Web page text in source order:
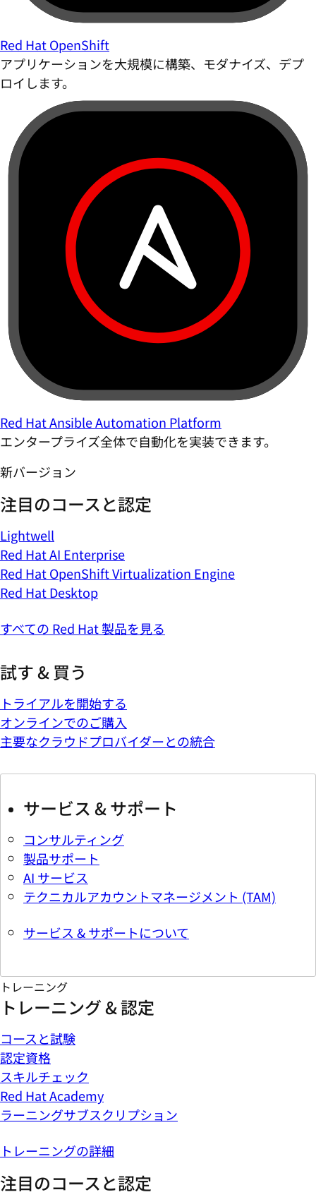
Red Hat OpenShift
アプリケーションを大規模に構築、モダナイズ、デプ
ロイします。
Red Hat Ansible Automation Platform
エンタープライズ全体で自動化を実装できます。
新バージョン
注目のコースと認定
Lightwell
Red Hat AI Enterprise
Red Hat OpenShift Virtualization Engine
Red Hat Desktop
すべての Red Hat 製品を見る
試す & 買う
トライアルを開始する
オンラインでのご購入
主要なクラウドプロバイダーとの統合
サービス & サポート
コンサルティング
製品サポート
AI サービス
テクニカルアカウントマネージメント (TAM)
サービス & サポートについて
トレーニング
トレーニング & 認定
コースと試験
認定資格
スキルチェック
Red Hat Academy
ラーニングサブスクリプション
トレーニングの詳細
注目のコースと認定